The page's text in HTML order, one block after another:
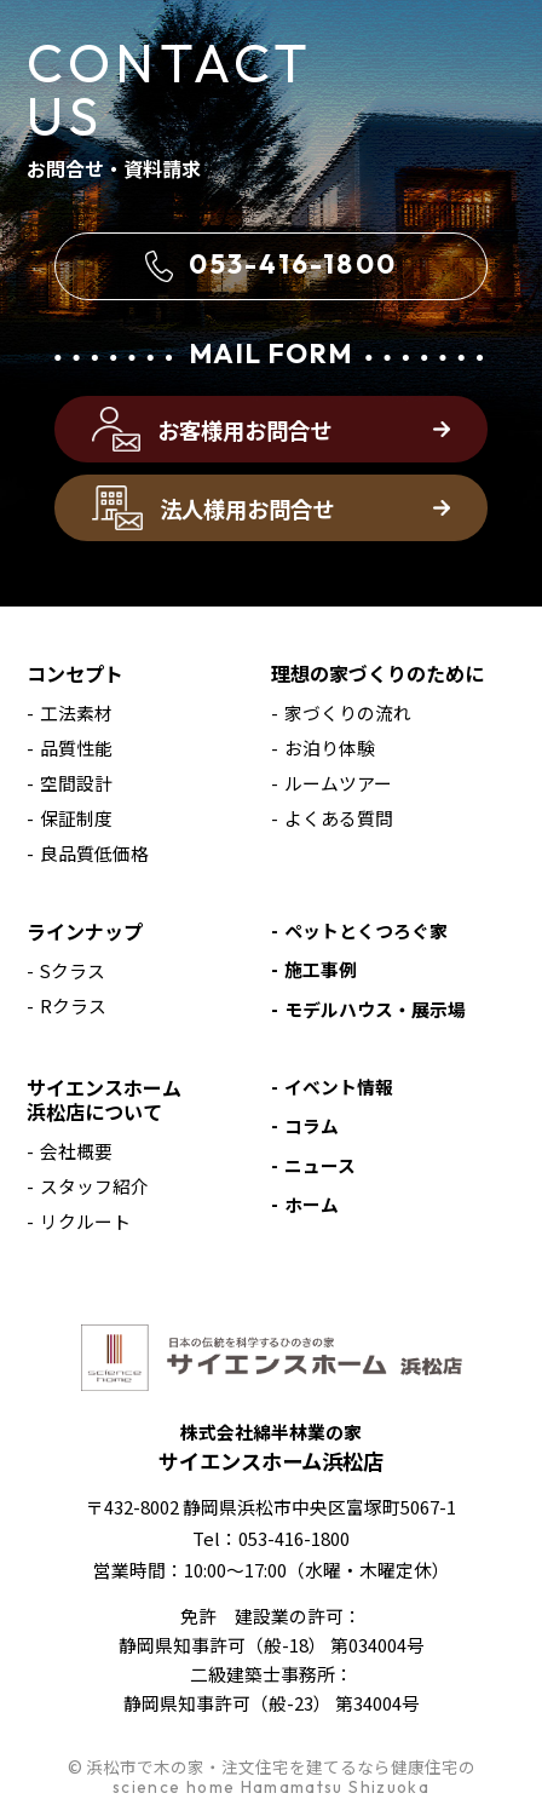
CONTACT
US
お問合せ・資料請求
053-416-1800
MAIL FORM
お客様用お問合せ
法人様用お問合せ
コンセプト
工法素材
品質性能
空間設計
保証制度
良品質低価格
理想の家づくりのために
家づくりの流れ
お泊り体験
ルームツアー
よくある質問
ラインナップ
Sクラス
Rクラス
ペットとくつろぐ家
施工事例
モデルハウス・展示場
サイエンスホーム
浜松店について
会社概要
スタッフ紹介
リクルート
イベント情報
コラム
ニュース
ホーム
株式会社綿半林業の家
サイエンスホーム浜松店
〒432-8002 静岡県浜松市中央区富塚町5067-1
Tel：053-416-1800
営業時間：10:00～17:00（水曜・木曜定休）
免許 建設業の許可：
静岡県知事許可（般-18） 第034004号
二級建築士事務所：
静岡県知事許可（般-23） 第34004号
© 浜松市で木の家・注文住宅を建てるなら健康住宅の
science home Hamamatsu Shizuoka